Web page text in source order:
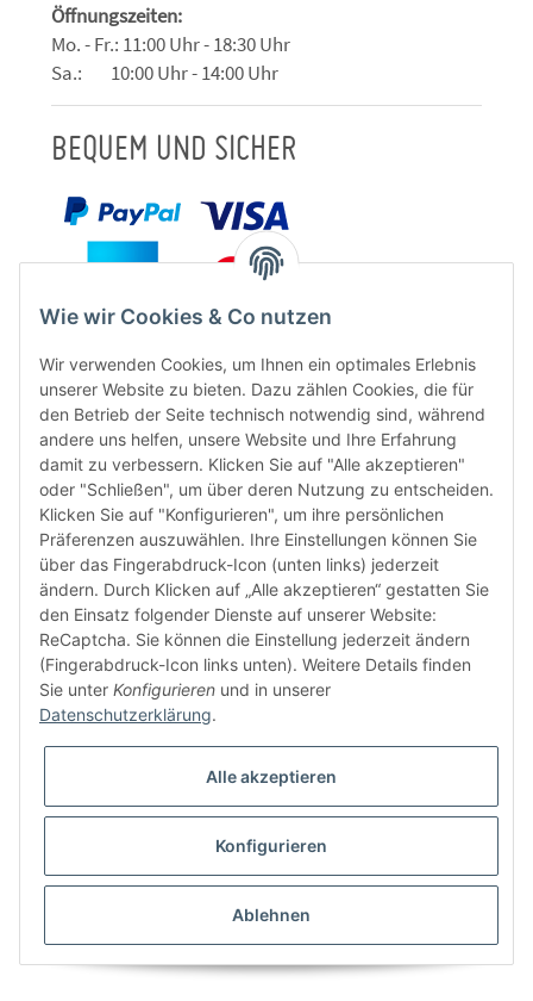
Öffnungszeiten:
Mo. - Fr.: 11:00 Uhr - 18:30 Uhr
Sa.: 10:00 Uhr - 14:00 Uhr
BEQUEM UND SICHER
FÜR EUCH UNTERWEGS
Vertrag widerrufen
* Alle Preise inkl. gesetzlicher USt., zzgl.
© buntstoff GmbH Besucherzähler: 2795052
Wie wir Cookies & Co nutzen
Wir verwenden Cookies, um Ihnen ein optimales Erlebnis
unserer Website zu bieten. Dazu zählen Cookies, die für
den Betrieb der Seite technisch notwendig sind, während
andere uns helfen, unsere Website und Ihre Erfahrung
damit zu verbessern. Klicken Sie auf "Alle akzeptieren"
oder "Schließen", um über deren Nutzung zu entscheiden.
Klicken Sie auf "Konfigurieren", um ihre persönlichen
Präferenzen auszuwählen. Ihre Einstellungen können Sie
über das Fingerabdruck-Icon (unten links) jederzeit
ändern. Durch Klicken auf „Alle akzeptieren“ gestatten Sie
den Einsatz folgender Dienste auf unserer Website:
ReCaptcha. Sie können die Einstellung jederzeit ändern
(Fingerabdruck-Icon links unten). Weitere Details finden
Sie unter Konfigurieren und in unserer
Datenschutzerklärung.
Alle akzeptieren
Konfigurieren
Ablehnen